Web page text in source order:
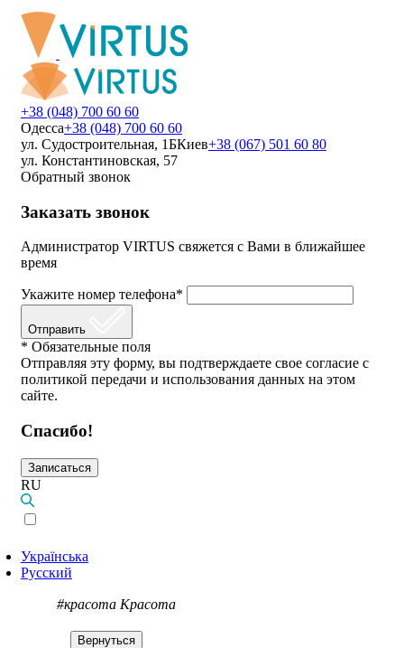
+38 (048) 700 60 60
Одесса+38 (048) 700 60 60
ул. Судостроительная, 1БКиев+38 (067) 501 60 80
ул. Константиновская, 57
Обратный звонок
Заказать звонок
Администратор VIRTUS свяжется с Вами в ближайшее
время
Укажите номер телефона*
Отправить
* Обязательные поля
Отправляя эту форму, вы подтверждаете свое согласие с
политикой передачи и использования данных на этом
сайте.
Спасибо!
Записаться
RU
Українська
Русский
#красота Красота
Вернуться